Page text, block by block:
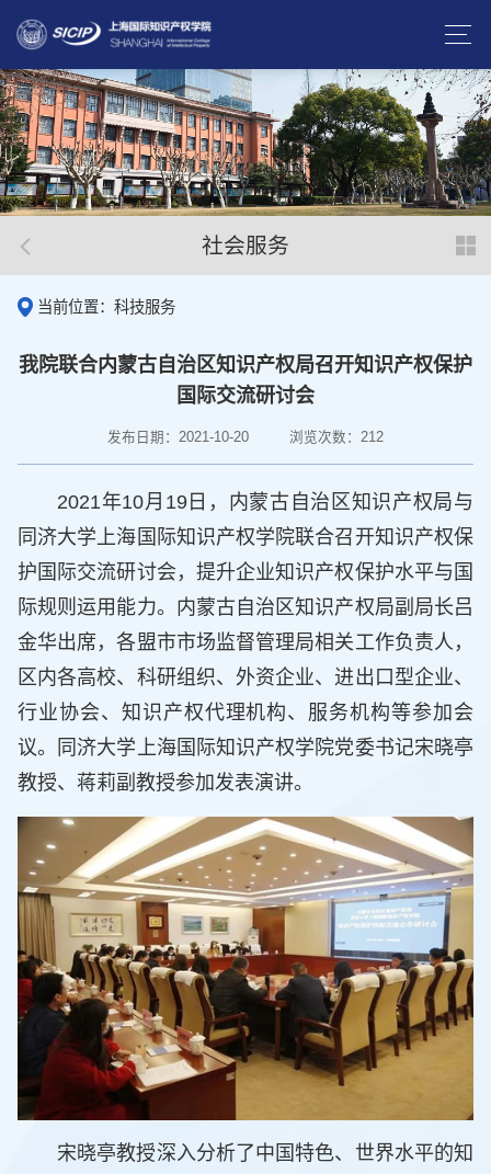
社会服务
当前位置：科技服务
我院联合内蒙古自治区知识产权局召开知识产权保护
国际交流研讨会
发布日期：2021-10-20 浏览次数：212
2021年10月19日，内蒙古自治区知识产权局与
同济大学上海国际知识产权学院联合召开知识产权保
护国际交流研讨会，提升企业知识产权保护水平与国
际规则运用能力。内蒙古自治区知识产权局副局长吕
金华出席，各盟市市场监督管理局相关工作负责人，
区内各高校、科研组织、外资企业、进出口型企业、
行业协会、知识产权代理机构、服务机构等参加会
议。同济大学上海国际知识产权学院党委书记宋晓亭
教授、蒋莉副教授参加发表演讲。
宋晓亭教授深入分析了中国特色、世界水平的知